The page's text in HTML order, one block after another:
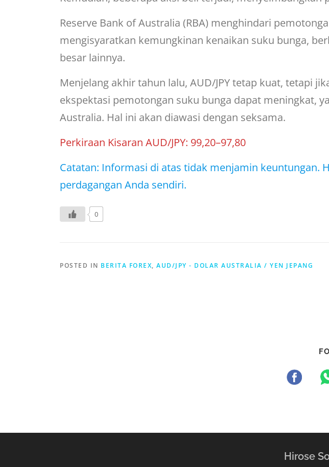
Reserve Bank of Australia (RBA) menghindari
mengisyaratkan kemungkinan kenaikan suku bunga,
besar lainnya.
Menjelang akhir tahun lalu, AUD/JPY tetap kuat, tetapi
ekspektasi pemotongan suku bunga dapat meningkat,
Australia. Hal ini akan diawasi dengan seksama.
Perkiraan Kisaran AUD/JPY: 99,20–97,80
Catatan: Informasi di atas tidak menjamin keuntungan.
perdagangan Anda sendiri.
0
POSTED IN BERITA FOREX, AUD/JPY - DOLAR AUSTRALIA / YEN JEPANG
Hirose